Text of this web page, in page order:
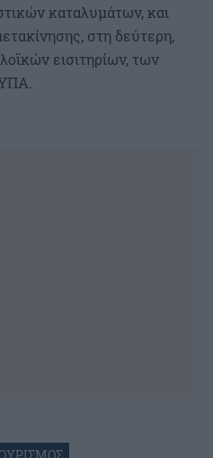
καταλυμάτων, και
στη δεύτερη,
εισιτηρίων, των